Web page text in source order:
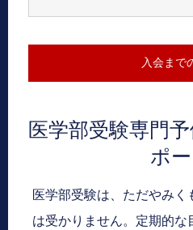
入会まで
医学部受験専門
ポー
医学部受験は、ただやみ
は受かりません。定期的な